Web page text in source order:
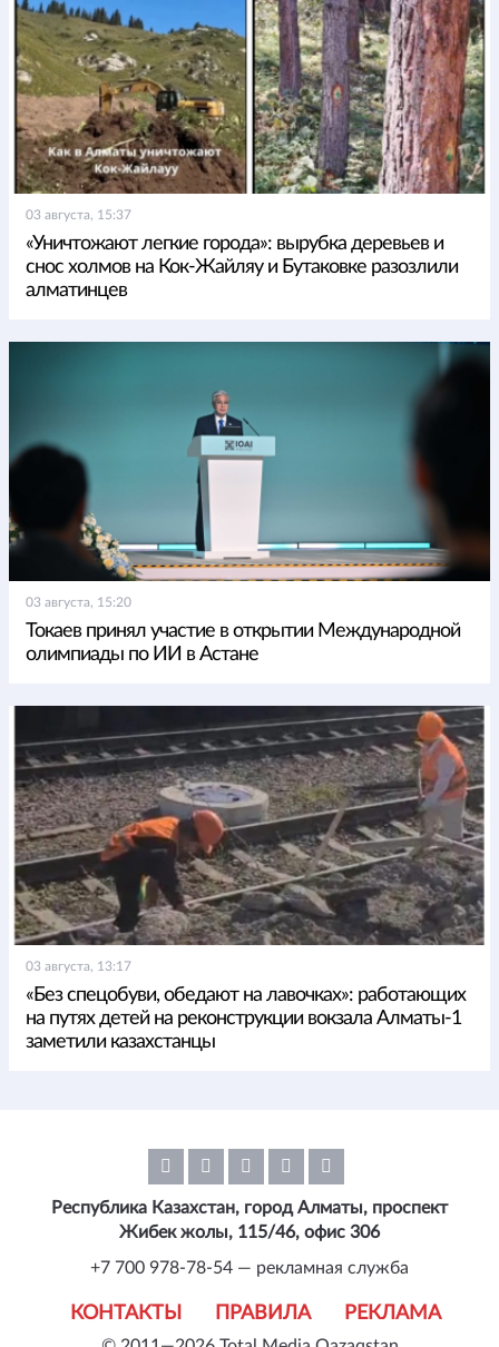
03 августа, 15:37
«Уничтожают легкие города»: вырубка деревьев и
снос холмов на Кок-Жайляу и Бутаковке разозлили
алматинцев
03 августа, 15:20
Токаев принял участие в открытии Международной
олимпиады по ИИ в Астане
03 августа, 13:17
«Без спецобуви, обедают на лавочках»: работающих
на путях детей на реконструкции вокзала Алматы-1
заметили казахстанцы
КОНТАКТЫ ПРАВИЛА РЕКЛАМА
Республика Казахстан, город Алматы, проспект
Жибек жолы, 115/46, офис 306
+7 700 978-78-54 — рекламная служба